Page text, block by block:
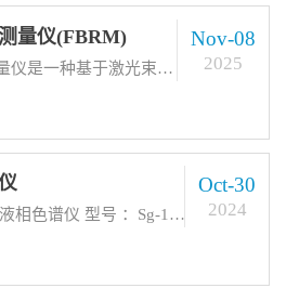
量仪(FBRM)
聚焦光束反射测量仪是一种基于激光束反射原理的实时颗粒分析仪器，主要用于测量颗粒大小分布、浓度和形状等关键参数。该技术广泛应用于制药、化工和食品等行业，提供高精度数据以支持产品质量控制和过程优化。检测要点包括颗粒动态行为监测、粒度均匀性评估以及团聚现象分析。
Nov-08
2025
仪器名称： 高效液相色谱仪 型号 ：Sg-100c 生产厂家 ：美国应用分离公司 仪器主要功能及其用途 :应用于天然产物、有机化合物的制备、分离、纯化。
Oct-30
2024